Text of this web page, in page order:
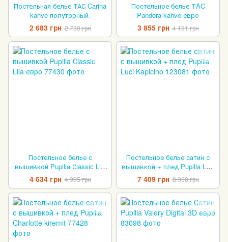
Постельная белье ТАС Carina
kahve полуторный.
2 683 грн 2 730 грн
Постельное белье ТAC
Pandora kahve евро
3 855 грн 4 191 грн
Постельное белье с
вышивкой Pupilla Сlassic Lila
евро
4 634 грн 4 995 грн
Постельное белье сатин с
вышивкой + плед Pupilla Luci
Kapicino
7 409 грн 8 968 грн